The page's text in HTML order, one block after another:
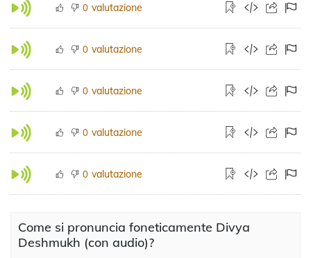
0 valutazione
0 valutazione
0 valutazione
0 valutazione
0 valutazione
Come si pronuncia foneticamente Divya
Deshmukh (con audio)?